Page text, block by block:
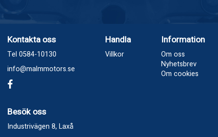
Kontakta oss
Tel 0584-10130
info@malmmotors.se
Handla
Villkor
Information
Om oss
Nyhetsbrev
Om cookies
Besök oss
Industrivägen 8, Laxå